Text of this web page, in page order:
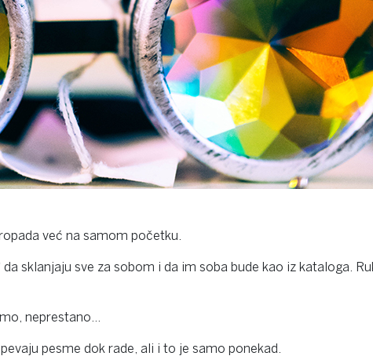
već na samom početku.
sklanjaju sve za sobom i da im soba bude kao iz kataloga.
neprestano…
pesme dok rade, ali i to je samo ponekad.